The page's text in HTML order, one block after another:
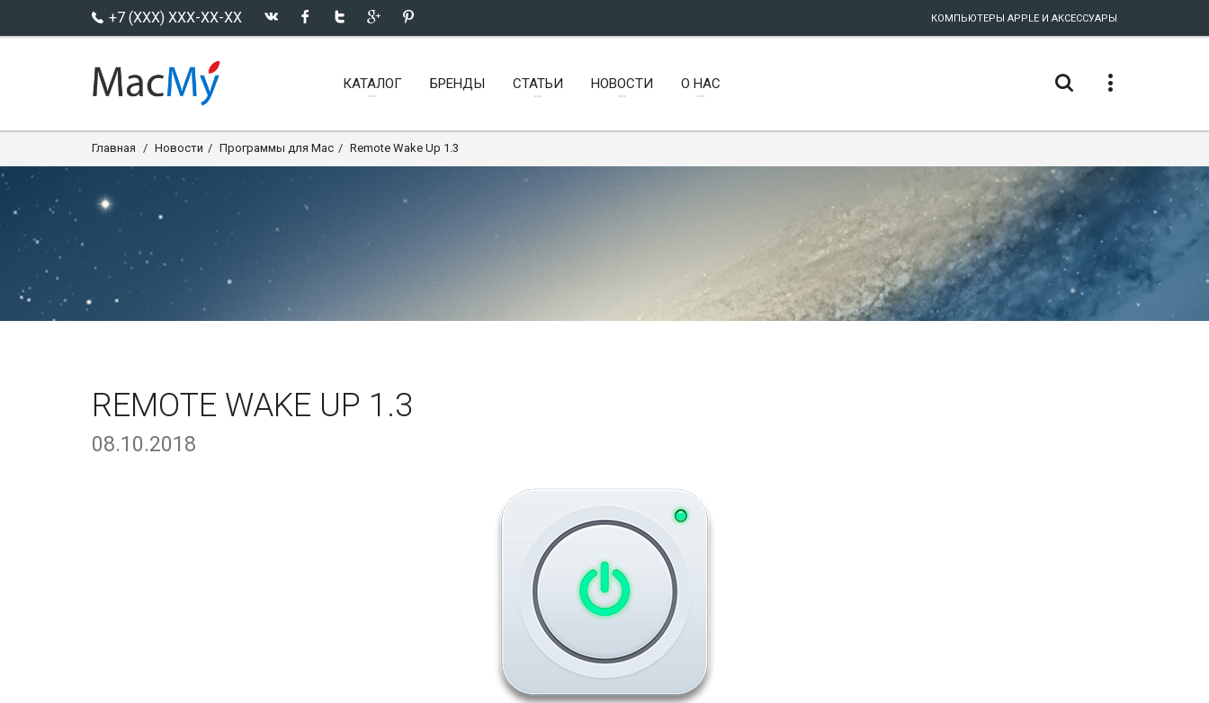
+7 (XXX) XXX-XX-XX КОМПЬЮТЕРЫ APPLE И АКСЕССУАРЫ
КАТАЛОГ БРЕНДЫ СТАТЬИ НОВОСТИ О НАС
Главная Новости Программы для Mac Remote Wake Up 1.3
REMOTE WAKE UP 1.3
08.10.2018